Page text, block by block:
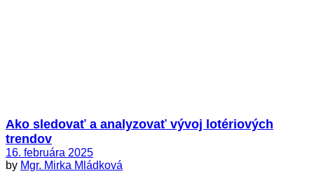
Ako sledovať a analyzovať vývoj lotériových
trendov
16. februára 2025
by Mgr. Mirka Mládková